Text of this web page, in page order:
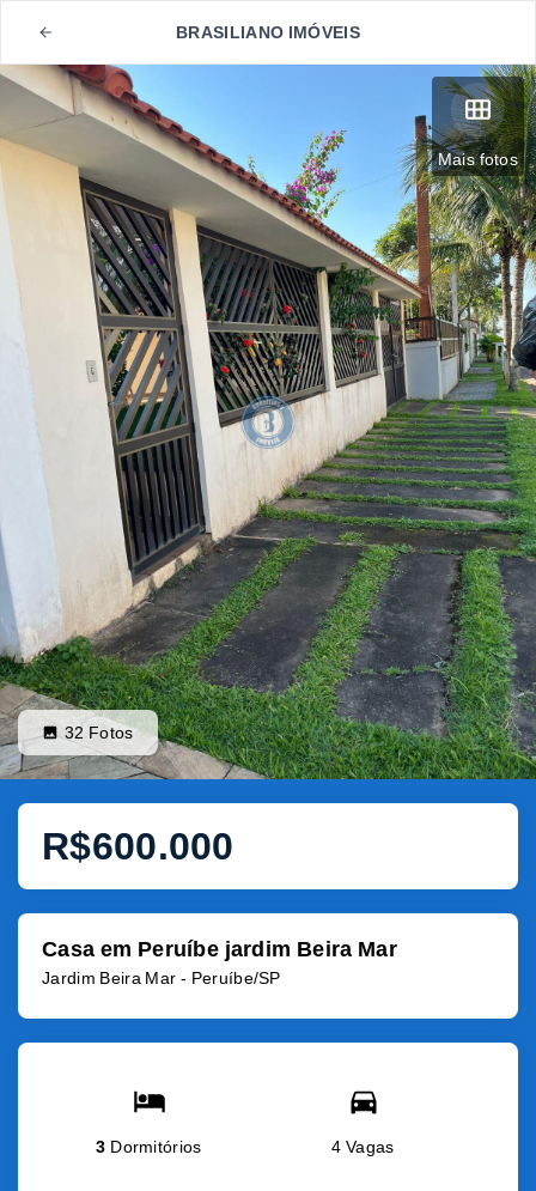
BRASILIANO IMÓVEIS
Mais fotos
32 Fotos
R$600.000
Casa em Peruíbe jardim Beira Mar
Jardim Beira Mar - Peruíbe/SP
3 Dormitórios 4 Vagas